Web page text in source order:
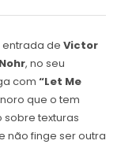
de Victor
Nohr, no seu
com “Let Me
que o tem
texturas
não finge ser outra